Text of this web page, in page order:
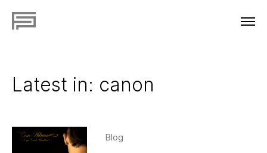
Latest in: canon
Blog